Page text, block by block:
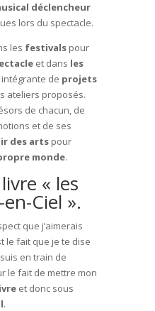
déclencheur
lors du spectacle.
les festivalspour
et dans les
de projets
ateliers proposés.
de chacun, de
et de ses
des artspour
monde.
« les
Ciel ».
que j’aimerais
le fait que je te dise
suis en train de
le fait de mettre mon
et donc sous
.